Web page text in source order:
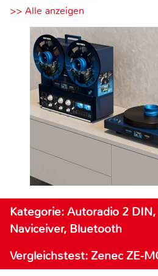
>> Alle anzeigen
Kategorie: Autoradio 2
Naviceiver, Bluetooth
Vergleichstest: Zenec ZE-